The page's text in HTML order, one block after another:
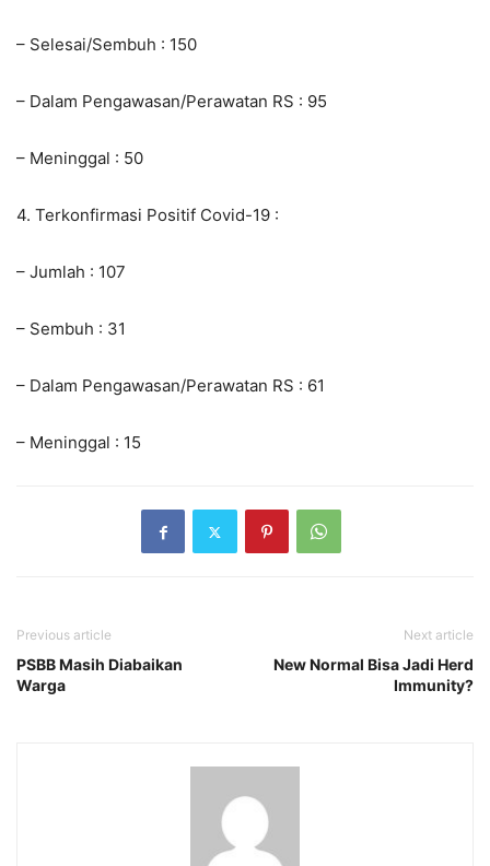
– Selesai/Sembuh : 150
– Dalam Pengawasan/Perawatan RS : 95
– Meninggal : 50
4. Terkonfirmasi Positif Covid-19 :
– Jumlah : 107
– Sembuh : 31
– Dalam Pengawasan/Perawatan RS : 61
– Meninggal : 15
Previous article
PSBB Masih Diabaikan
Warga
Next article
New Normal Bisa Jadi Herd
Immunity?